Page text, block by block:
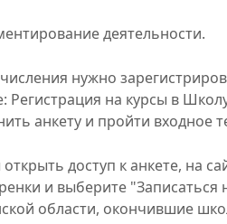
деятельности.
нужно
Регистрация на курсы в
анкету и пройти входное
доступ к анкете, на
и выберите
области, окончившие